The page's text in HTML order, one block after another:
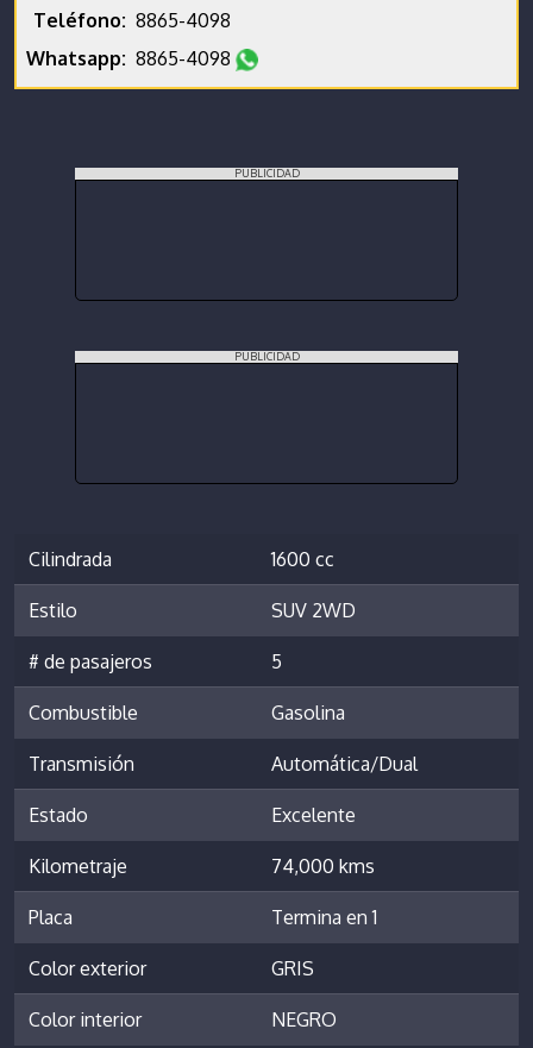
Teléfono: 8865-4098
Whatsapp: 8865-4098
PUBLICIDAD
PUBLICIDAD
Cilindrada 1600 cc
Estilo SUV 2WD
# de pasajeros 5
Combustible Gasolina
Transmisión Automática/Dual
Estado Excelente
Kilometraje 74,000 kms
Placa Termina en 1
Color exterior GRIS
Color interior NEGRO